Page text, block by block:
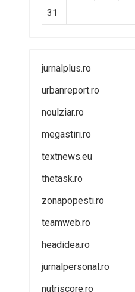
31
jurnalplus.ro
urbanreport.ro
noulziar.ro
megastiri.ro
textnews.eu
thetask.ro
zonapopesti.ro
teamweb.ro
headidea.ro
jurnalpersonal.ro
nutriscore.ro